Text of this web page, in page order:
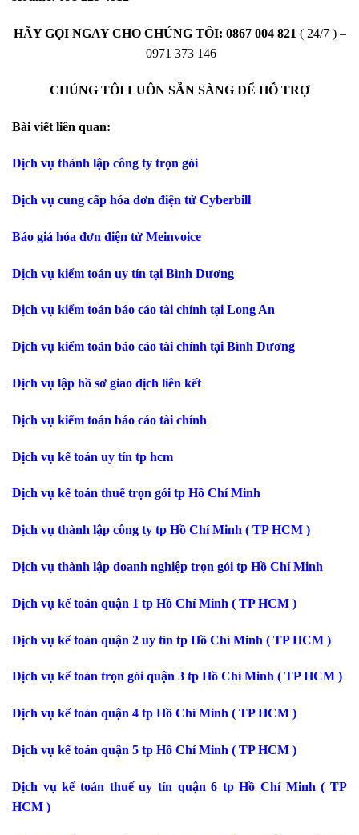
HÃY GỌI NGAY CHO CHÚNG TÔI: 0867 004 821 ( 24/7 ) –
0971 373 146
CHÚNG TÔI LUÔN SẴN SÀNG ĐỂ HỖ TRỢ
Bài viết liên quan:
Dịch vụ thành lập công ty trọn gói
Dịch vụ cung cấp hóa dơn điện tử Cyberbill
Báo giá hóa đơn điện tử Meinvoice
Dịch vụ kiểm toán uy tín tại Bình Dương
Dịch vụ kiểm toán báo cáo tài chính tại Long An
Dịch vụ kiểm toán báo cáo tài chính tại Bình Dương
Dịch vụ lập hồ sơ giao dịch liên kết
Dịch vụ kiểm toán báo cáo tài chính
Dịch vụ kế toán uy tín tp hcm
Dịch vụ kế toán thuế trọn gói tp Hồ Chí Minh
Dịch vụ thành lập công ty tp Hồ Chí Minh ( TP HCM )
Dịch vụ thành lập doanh nghiệp trọn gói tp Hồ Chí Minh
Dịch vụ kế toán quận 1 tp Hồ Chí Minh ( TP HCM )
Dịch vụ kế toán quận 2 uy tín tp Hồ Chí Minh ( TP HCM )
Dịch vụ kế toán trọn gói quận 3 tp Hồ Chí Minh ( TP HCM )
Dịch vụ kế toán quận 4 tp Hồ Chí Minh ( TP HCM )
Dịch vụ kế toán quận 5 tp Hồ Chí Minh ( TP HCM )
Dịch vụ kế toán thuế uy tín quận 6 tp Hồ Chí Minh ( TP
HCM )